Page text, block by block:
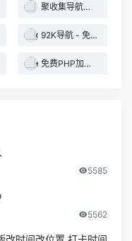
聚收集导航网 - 海量分类资源一站式导航
92K导航 - 免费自动秒收录网址导航
免费PHP加密系统 - PHP代码加密平台
5585
5562